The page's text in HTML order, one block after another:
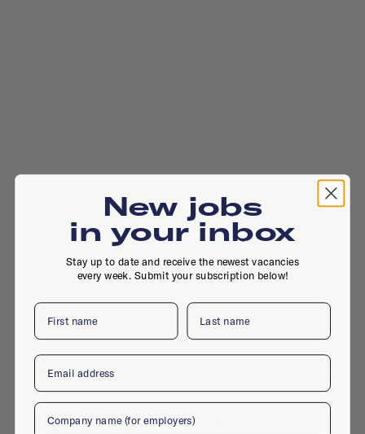
Naritaweg 12k, 1043 BZ, Amsterdam
New jobs
in your inbox
Stay up to date and receive the newest vacancies
every week. Submit your subscription below!
First name Last name
Email
Company